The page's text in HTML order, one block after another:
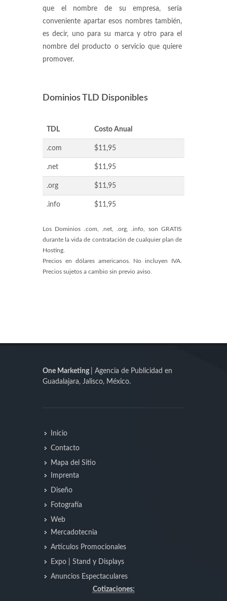
que el nombre de su empresa, sería
conveniente apartar esos nombres también,
es decir, uno para su marca y otro para el
nombre del producto o servicio que quiere
promover.
Dominios TLD Disponibles
TDL Costo Anual
.com $11,95
.net $11,95
.org $11,95
.info $11,95
Los Dominios .com, .net, .org, .info, son GRATIS
durante la vida de contratación de cualquier plan de
Hosting.
Precios en dólares americanos. No incluyen IVA.
Precios sujetos a cambio sin previo aviso.
One Marketing
| Agencia de Publicidad en
Guadalajara, Jalisco, México.
Inicio
Contacto
Mapa del Sitio
Imprenta
Diseño
Fotografía
Web
Mercadotecnia
Artículos Promocionales
Expo | Stand y Displays
Anuncios Espectaculares
Cotizaciones: